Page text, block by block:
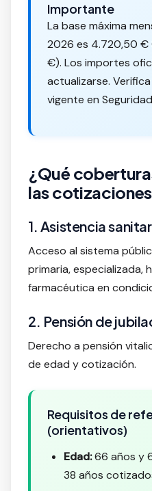
Importante
La base máxima
2026 es 4.720,50 €
€). Los importes
actualizarse.
vigente en
¿Qué
las
1. Asistencia
Acceso al sistema
primaria, especializada,
farmacéutica en
2. Pensión de
Derecho a pensión
de edad y cotización.
Requisitos de
(orientativos)
Edad:66 años y
38 años